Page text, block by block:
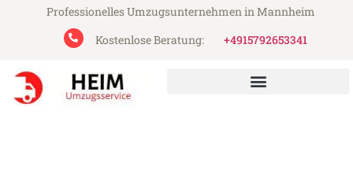
Professionelles Umzugsunternehmen in Mannheim
Kostenlose Beratung:
+4915792653341